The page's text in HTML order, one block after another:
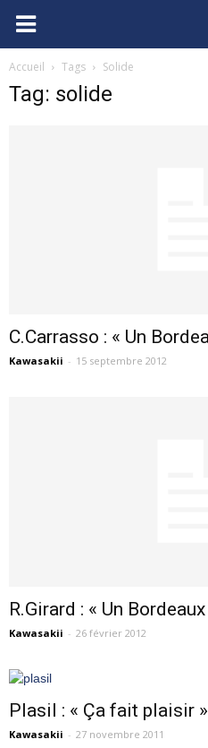
FCGB.net
Accueil Tags Solide
Tag: solide
C.Carrasso : « Un
Kawasakii - 15 septembre 2012
R.Girard : « Un
Kawasakii - 26 février 2012
Plasil : « Ça fait plaisir »
Kawasakii - 27 novembre 2011